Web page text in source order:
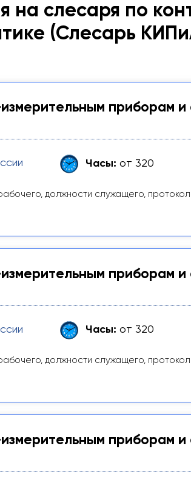
на слесаря по
(Слесарь
приборам и
Часы: от 320
должности служащего,
приборам и
Часы: от 320
должности служащего,
приборам и